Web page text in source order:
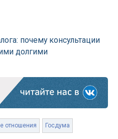
почему консультации
долгими
отношения Госдума